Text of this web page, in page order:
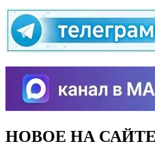
НОВОЕ НА САЙТЕ